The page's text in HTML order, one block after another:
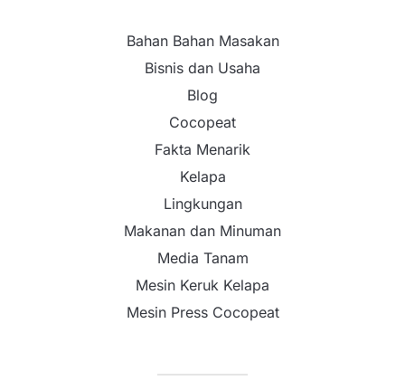
Bahan Bahan Masakan
Bisnis dan Usaha
Blog
Cocopeat
Fakta Menarik
Kelapa
Lingkungan
Makanan dan Minuman
Media Tanam
Mesin Keruk Kelapa
Mesin Press Cocopeat